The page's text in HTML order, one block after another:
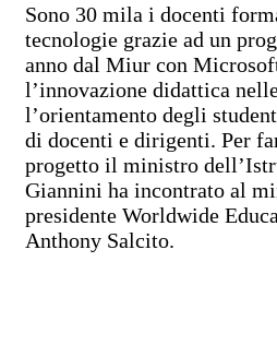
Sono 30 mila i docenti
tecnologie grazie ad un
anno dal Miur con
l’innovazione didattica
l’orientamento degli
di docenti e dirigenti. Per
progetto il ministro
Giannini ha incontrato al
presidente Worldwide
Anthony Salcito.